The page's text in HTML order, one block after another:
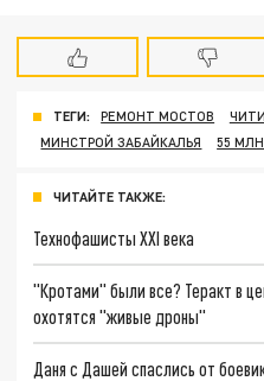
ТЕГИ: РЕМОНТ МОСТОВ
МИНСТРОЙ ЗАБАЙКАЛЬЯ
55
ЧИТАЙТЕ ТАКЖЕ:
Технофашисты XXI века
"Кротами" были все? Теракт в
охотятся "живые дроны"
Даня с Дашей спаслись от